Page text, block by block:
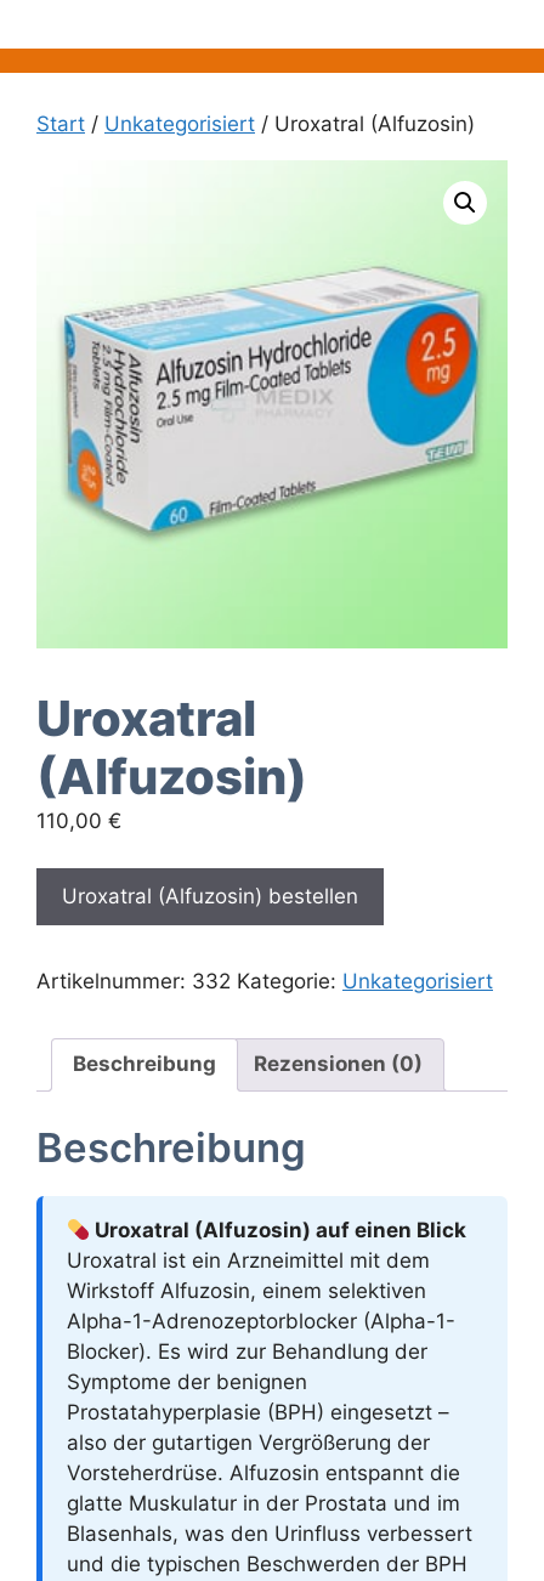
Inhalt
springen
Start / Unkategorisiert / Uroxatral (Alfuzosin)
Uroxatral
(Alfuzosin)
110,00 €
Uroxatral (Alfuzosin) bestellen
Artikelnummer: 332 Kategorie: Unkategorisiert
Beschreibung Rezensionen (0)
Beschreibung
Uroxatral (Alfuzosin) auf einen Blick
Uroxatral ist ein Arzneimittel mit dem
Wirkstoff Alfuzosin, einem selektiven
Alpha-1-Adrenozeptorblocker (Alpha-1-
Blocker). Es wird zur Behandlung der
Symptome der benignen
Prostatahyperplasie (BPH) eingesetzt –
also der gutartigen Vergrößerung der
Vorsteherdrüse. Alfuzosin entspannt die
glatte Muskulatur in der Prostata und im
Blasenhals, was den Urinfluss verbessert
und die typischen Beschwerden der BPH